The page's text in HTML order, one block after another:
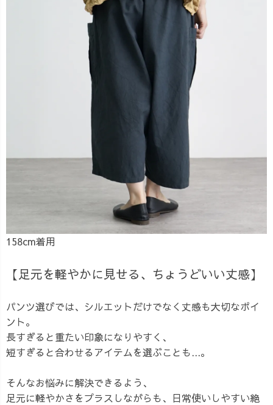
158cm着用
【足元を軽やかに見せる、ちょうどいい丈感】
パンツ選びでは、シルエットだけでなく丈感も大切なポイ
ント。
長すぎると重たい印象になりやすく、
短すぎると合わせるアイテムを選ぶことも...。
そんなお悩みに解決できるよう、
足元に軽やかさをプラスしながらも、日常使いしやすい絶